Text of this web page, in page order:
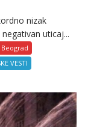
nizak
uticaj...
VESTI